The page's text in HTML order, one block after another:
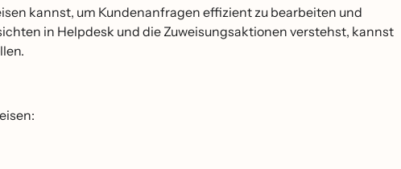
kannst, um Kundenanfragen effizient zu bearbeiten und
in Helpdesk und die Zuweisungsaktionen verstehst, kannst